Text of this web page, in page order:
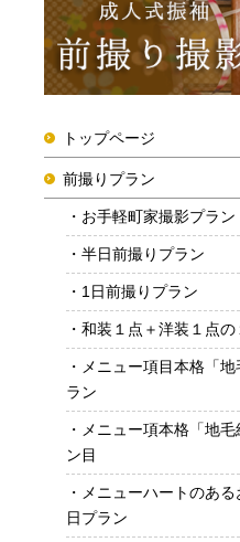
トップページ
前撮りプラン
お手軽町家撮影プラン
半日前撮りプラン
1日前撮りプラン
和装１点＋洋装１点の
メニュー項目本格「
ラン
メニュー項本格「地
ン目
メニューハートのあ
日プラン